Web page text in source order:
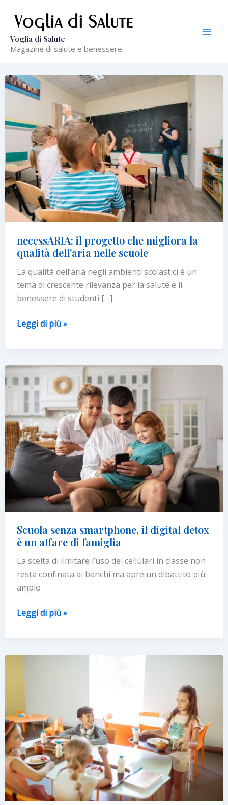
contenuto
Voglia di Salute
Magazine di salute e benessere
necessARIA: il progetto che migliora la
qualità dell’aria nelle scuole
La qualità dell’aria negli ambienti scolastici è un
tema di crescente rilevanza per la salute e il
benessere di studenti […]
necessARIA:
che
migliora
la
qualità
dell’aria
nelle
scuole
Leggi di più »
Scuola senza smartphone, il digital detox
è un affare di famiglia
La scelta di limitare l’uso dei cellulari in classe non
resta confinata ai banchi ma apre un dibattito più
ampio
Scuola
il
affare
di
famiglia
Leggi di più »